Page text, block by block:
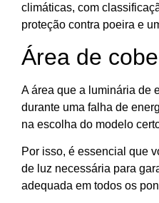
climáticas, com
proteção contra poeira e
Área de
A área que a luminária de
durante uma falha de
na escolha do modelo
Por isso, é essencial que
de luz necessária para
adequada em todos os